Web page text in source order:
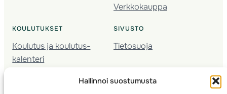
Hallinnoi suostumusta
Verkkokauppa
KOULUTUKSET
Koulutus ja koulutus­
kalenteri
Seura­kehittäminen
SIVUSTO
Tietosuoja